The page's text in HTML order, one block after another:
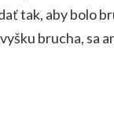
tak, aby bolo
brucha, sa